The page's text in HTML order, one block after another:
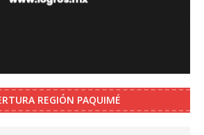
REGIÓN PAQUIMÉ